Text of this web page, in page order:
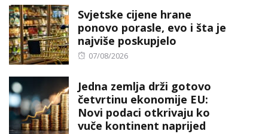
Svjetske cijene hrane
ponovo porasle, evo i šta je
najviše poskupjelo
Posted
07/08/2026
Jedna zemlja drži gotovo
četvrtinu ekonomije EU:
Novi podaci otkrivaju ko
vuče kontinent naprijed